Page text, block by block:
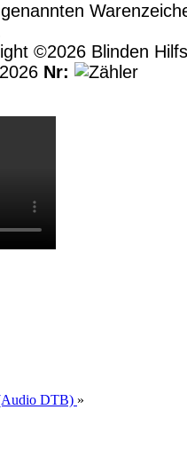
©2026 Blinden
Nr:
DTB) »